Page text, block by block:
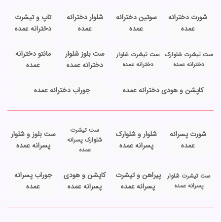
شورت دخترانه
عمده
سوتین دخترانه
عمده
شلوار دخترانه
عمده
تاپ و تیشرت
دخترانه عمده
ست تیشرت شلوارک
دخترانه عمده
ست تیشرت شلوار
دخترانه عمده
ست بلوز شلوار
دخترانه عمده
مانتو دخترانه
عمده
کاپشن و هودی دخترانه عمده جوراب دخترانه عمده
شورت پسرانه
عمده
شلوار و شلوارک
پسرانه عمده
ست تیشرت
شلوارک پسرانه
عمده
ست بلوز و شلوار
پسرانه عمده
ست تیشرت شلوار
پسرانه عمده
پیراهن و تیشرت
پسرانه عمده
کاپشن و هودی
پسرانه عمده
جوراب پسرانه
عمده